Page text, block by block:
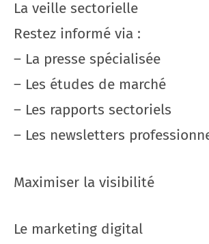
La veille sectorielle
Restez informé via :
– La presse spécialisée
– Les études de marché
– Les rapports sectoriels
– Les newsletters
Maximiser la visibilité
Le marketing digital